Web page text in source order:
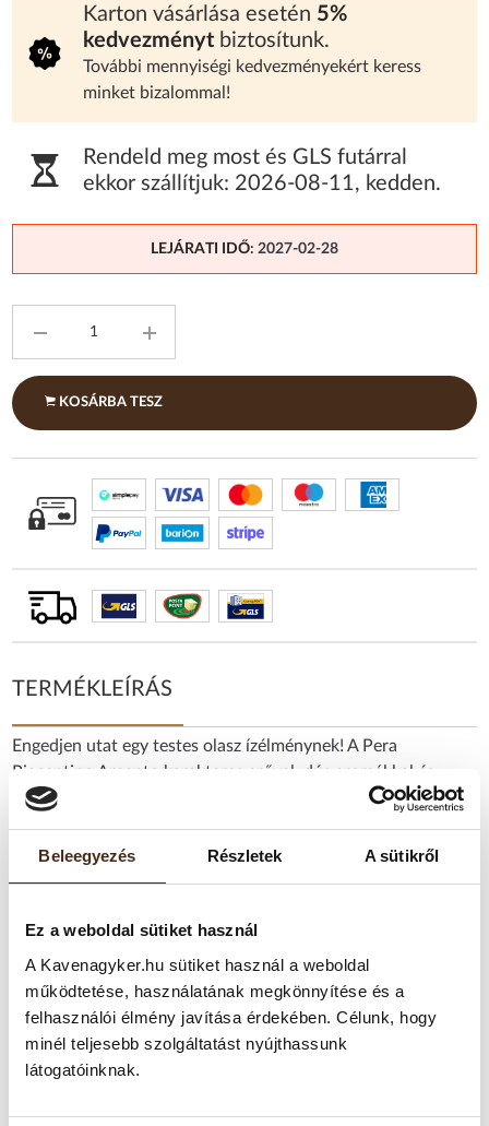
Beleegyezés Részletek A sütikről
Ez a weboldal sütiket használ
A Kavenagyker.hu sütiket használ a weboldal
működtetése, használatának megkönnyítése és a
felhasználói élmény javítása érdekében. Célunk, hogy
minél teljesebb szolgáltatást nyújthassunk
látogatóinknak.
Karton vásárlása esetén 5%
kedvezményt biztosítunk.
További mennyiségi kedvezményekért keress
minket bizalommal!
Rendeld meg most és GLS futárral
ekkor szállítjuk: 2026-08-11, kedden.
LEJÁRATI IDŐ: 2027-02-28
KOSÁRBA TESZ
TERMÉKLEÍRÁS
Engedjen utat egy testes olasz ízélménynek! A Pera
Piacentino Argento karakteres erővel, dús aromákkal és
krémes textúrával lép színre – minden csészével egy olasz
pillanat tárul elénk. Ha szereti, hogy kávéja azonnal
megmutatja magát, ez a választás Önnek való.
Összetétel:30% Arabica, 70% Robusta
Pörkölés:Közepes-sötét pörkölés
Ízprofil:Testes, karakteres, erőteljes aromákkal
Aromás jegyek: Mogyorós, fás, enyhén pörkölt
tónusok, hosszú aromás utóíz
Aroma/intenzitás: